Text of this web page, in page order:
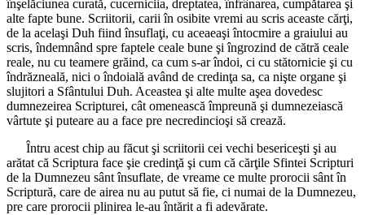
înşelăciunea curată, cucerniciia, dreptatea, înfrânarea, cumpătarea şi
alte fapte bune. Scriitorii, carii în osibite vremi au scris aceaste cărţi,
de la acelaşi Duh fiind însuflaţi, cu aceaeaşi întocmire a graiului au
scris, îndemnând spre faptele ceale bune şi îngrozind de cătră ceale
reale, nu cu teamere grăind, ca cum s-ar îndoi, ci cu stătornicie şi cu
îndrăzneală, nici o îndoială având de credinţa sa, ca nişte organe şi
slujitori a Sfântului Duh. Aceastea şi alte multe aşea dovedesc
dumnezeirea Scripturei, cât omenească împreună şi dumnezeiască
vârtute şi puteare au a face pre necredincioşi să crează.
Întru acest chip au făcut şi scriitorii cei vechi besericeşti şi au
arătat că Scriptura face şie credinţă şi cum că cărţile Sfintei Scripturi
de la Dumnezeu sânt însuflate, de vreame ce multe prorocii sânt în
Scriptură, care de airea nu au putut să fie, ci numai de la Dumnezeu,
pre care prorocii plinirea le-au întărit a fi adevărate.